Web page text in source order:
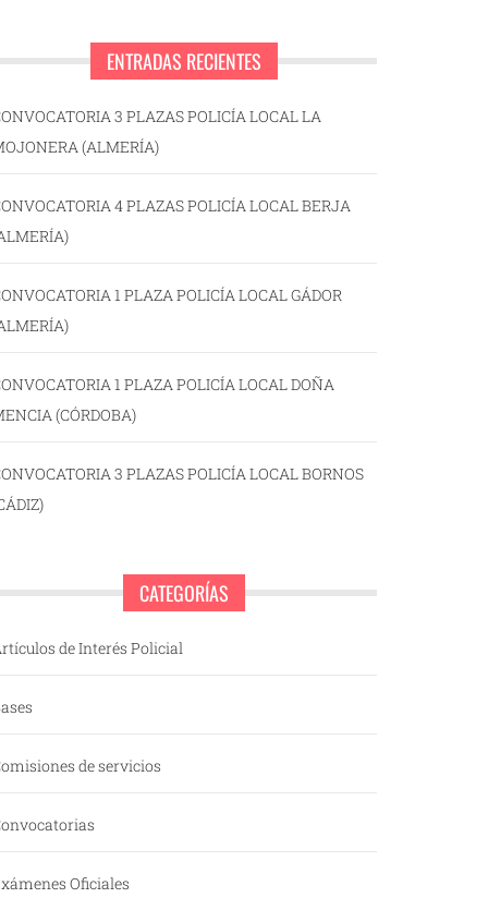
ENTRADAS RECIENTES
3 PLAZAS POLICÍA LOCAL LA
(ALMERÍA)
4 PLAZAS POLICÍA LOCAL BERJA
1 PLAZA POLICÍA LOCAL GÁDOR
1 PLAZA POLICÍA LOCAL DOÑA
(CÓRDOBA)
3 PLAZAS POLICÍA LOCAL BORNOS
CATEGORÍAS
de Interés Policial
de servicios
Oficiales